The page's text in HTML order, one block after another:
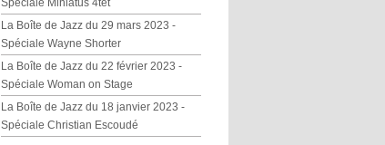
Spéciale Miniatus 4tet
La Boîte de Jazz du 29 mars 2023 -
Spéciale Wayne Shorter
La Boîte de Jazz du 22 février 2023 -
Spéciale Woman on Stage
La Boîte de Jazz du 18 janvier 2023 -
Spéciale Christian Escoudé